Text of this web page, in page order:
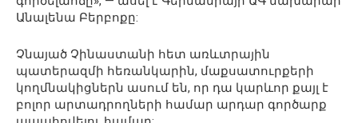
Անալենա Բերբոքը:
Չնայած Չինաստանի հետ առևտրային
պատերազմի հեռանկարին, մաքսատուրքերի
կողմնակիցներն ասում են, որ դա կարևոր քայլ է
բոլոր արտադրողների համար արդար գործարք